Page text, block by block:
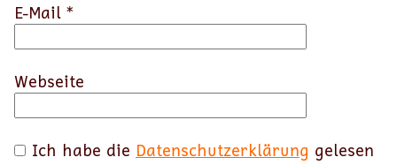
E-Mail *
Webseite
Ich habe die Datenschutzerklärung gelesen